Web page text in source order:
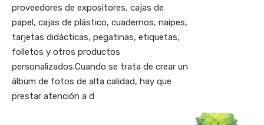
proveedores de expositores, cajas de
papel, cajas de plástico, cuadernos, naipes,
tarjetas didácticas, pegatinas, etiquetas,
folletos y otros productos
personalizados.Cuando se trata de crear un
álbum de fotos de alta calidad, hay que
prestar atención a d